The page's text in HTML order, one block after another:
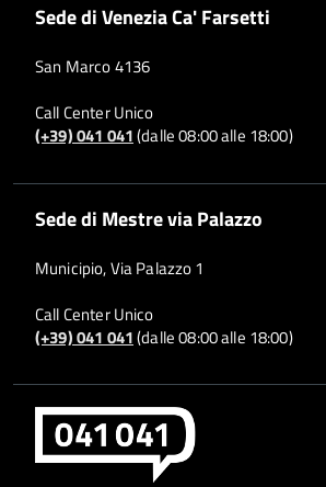
Sede di Venezia Ca' Farsetti
San Marco 4136
Call Center Unico
(+39) 041 041(dalle 08:00 alle 18:00)
Sede di Mestre via Palazzo
Municipio, Via Palazzo 1
Call Center Unico
(+39) 041 041(dalle 08:00 alle 18:00)